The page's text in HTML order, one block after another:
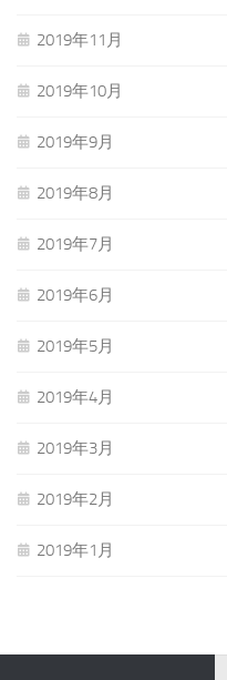
2019年11月
2019年10月
2019年9月
2019年8月
2019年7月
2019年6月
2019年5月
2019年4月
2019年3月
2019年2月
2019年1月